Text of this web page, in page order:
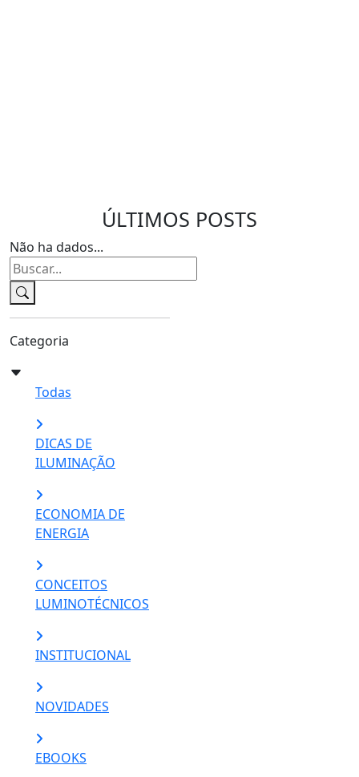
ÚLTIMOS POSTS
Não ha dados...
Categoria
Todas
DICAS DE
ILUMINAÇÃO
ECONOMIA DE
ENERGIA
CONCEITOS
LUMINOTÉCNICOS
INSTITUCIONAL
NOVIDADES
EBOOKS